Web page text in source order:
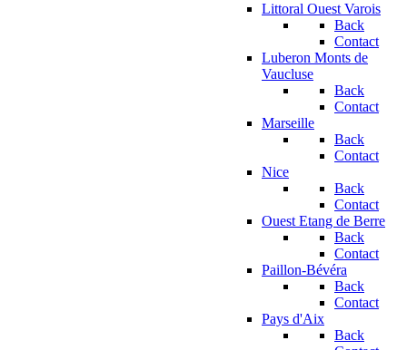
Littoral Ouest Varois
Back
Contact
Luberon Monts de
Vaucluse
Back
Contact
Marseille
Back
Contact
Nice
Back
Contact
Ouest Etang de Berre
Back
Contact
Paillon-Bévéra
Back
Contact
Pays d'Aix
Back